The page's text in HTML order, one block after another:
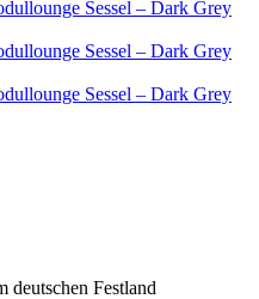
deutschen Festland